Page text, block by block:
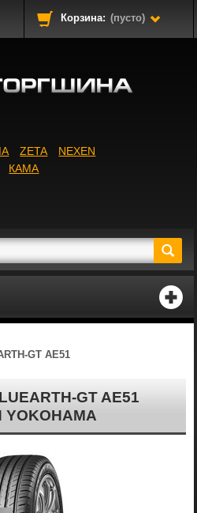
Корзина: (пусто)
ZETA
NEXEN
КАМА
GT AE51
GT AE51